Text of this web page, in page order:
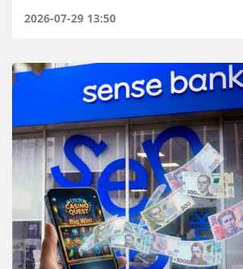
2026-07-29 13:50